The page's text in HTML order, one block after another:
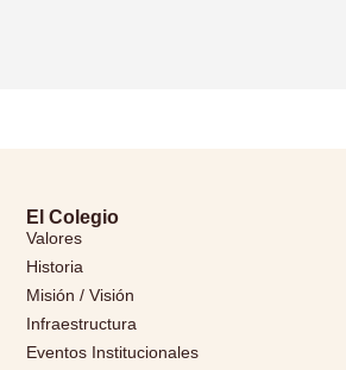
El Colegio
Valores
Historia
Misión / Visión
Infraestructura
Eventos Institucionales